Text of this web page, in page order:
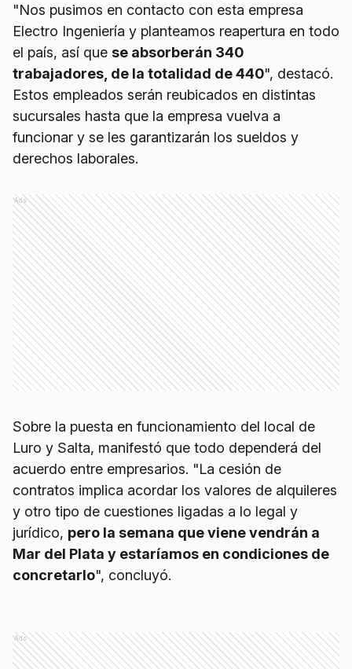
"Nos pusimos en contacto con esta empresa
Electro Ingeniería y planteamos reapertura en todo
el país, así que se absorberán 340
trabajadores, de la totalidad de 440", destacó.
Estos empleados serán reubicados en distintas
sucursales hasta que la empresa vuelva a
funcionar y se les garantizarán los sueldos y
derechos laborales.
Ads
Sobre la puesta en funcionamiento del local de
Luro y Salta, manifestó que todo dependerá del
acuerdo entre empresarios. "La cesión de
contratos implica acordar los valores de alquileres
y otro tipo de cuestiones ligadas a lo legal y
jurídico, pero la semana que viene vendrán a
Mar del Plata y estaríamos en condiciones de
concretarlo", concluyó.
Ads